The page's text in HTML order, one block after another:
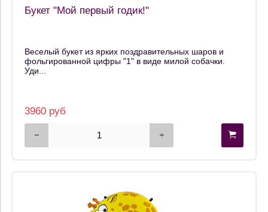
Букет "Мой первый годик!"
Веселый букет из ярких поздравительных шаров и
фольгированной цифры "1" в виде милой собачки.
Уди...
3960 руб